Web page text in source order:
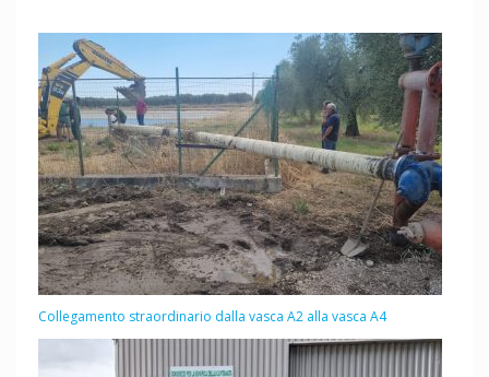
Collegamento straordinario dalla vasca A2 alla vasca A4